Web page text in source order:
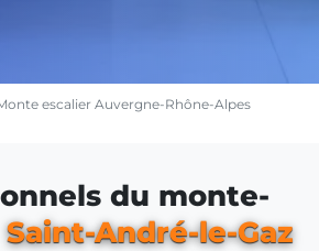
escalier Auvergne-Rhône-Alpes
du monte-
Saint-André-le-Gaz